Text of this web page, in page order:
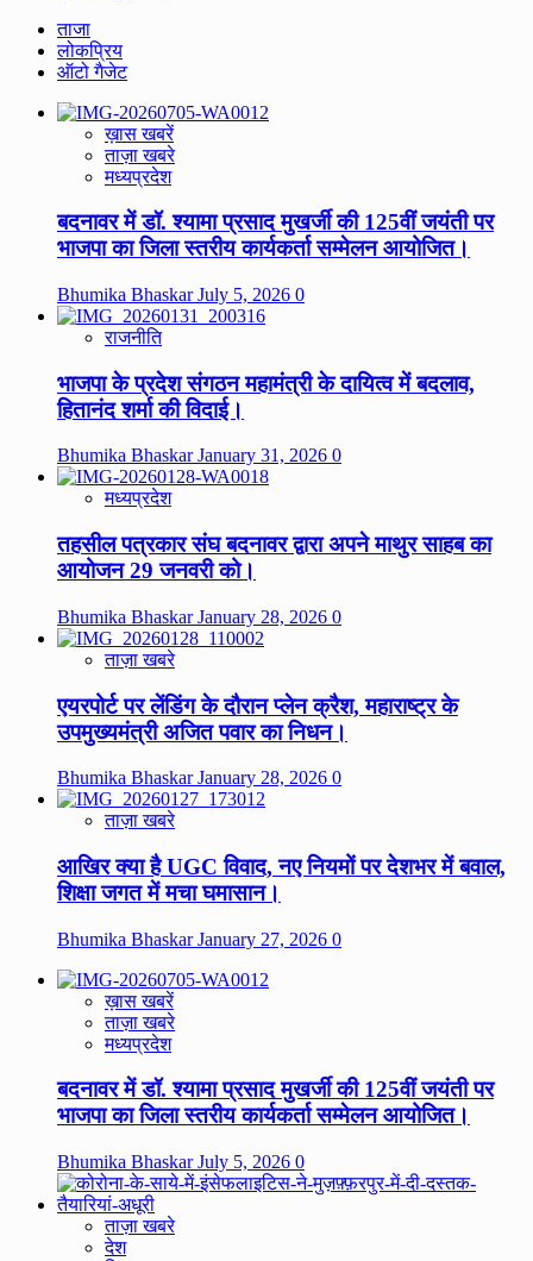
ताजा
लोकप्रिय
ऑटो गैजेट
ख़ास खबरें
ताज़ा खबरे
मध्यप्रदेश
बदनावर में डॉ. श्यामा प्रसाद मुखर्जी की 125वीं जयंती पर
भाजपा का जिला स्तरीय कार्यकर्ता सम्मेलन आयोजित।
Bhumika BhaskarJuly 5, 2026 0
राजनीति
भाजपा के प्रदेश संगठन महामंत्री के दायित्व में बदलाव,
हितानंद शर्मा की विदाई।
Bhumika BhaskarJanuary 31, 2026 0
मध्यप्रदेश
तहसील पत्रकार संघ बदनावर द्वारा अपने माथुर साहब का
आयोजन 29 जनवरी को।
Bhumika BhaskarJanuary 28, 2026 0
ताज़ा खबरे
एयरपोर्ट पर लेंडिंग के दौरान प्लेन क्रैश, महाराष्ट्र के
उपमुख्यमंत्री अजित पवार का निधन।
Bhumika BhaskarJanuary 28, 2026 0
ताज़ा खबरे
आखिर क्या है UGC विवाद, नए नियमों पर देशभर में बवाल,
शिक्षा जगत में मचा घमासान।
Bhumika BhaskarJanuary 27, 2026 0
ख़ास खबरें
ताज़ा खबरे
मध्यप्रदेश
बदनावर में डॉ. श्यामा प्रसाद मुखर्जी की 125वीं जयंती पर
भाजपा का जिला स्तरीय कार्यकर्ता सम्मेलन आयोजित।
Bhumika BhaskarJuly 5, 2026 0
ताज़ा खबरे
देश